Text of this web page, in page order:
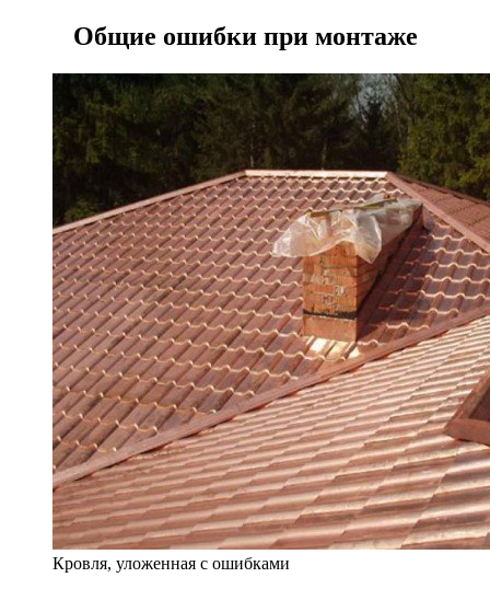
Общие ошибки при монтаже
Кровля, уложенная с ошибками